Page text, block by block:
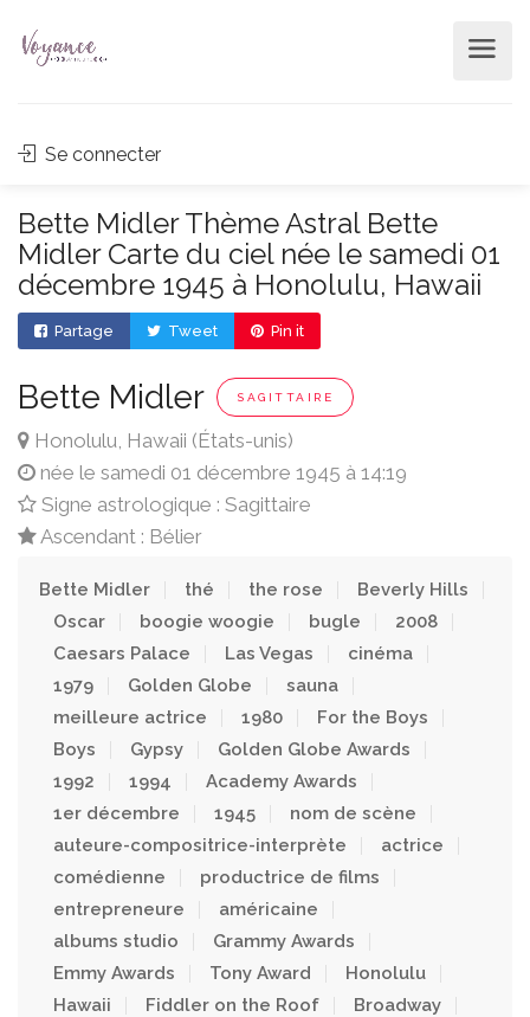
Se connecter
Bette Midler Thème Astral Bette
Midler Carte du ciel née le samedi 01
décembre 1945 à Honolulu, Hawaii
Partage Tweet Pin it
Bette Midler SAGITTAIRE
Honolulu, Hawaii (États-unis)
née le samedi 01 décembre 1945 à 14:19
Signe astrologique : Sagittaire
Ascendant : Bélier
Bette Midler thé the rose
Beverly Hills
Oscar
boogie woogie bugle
2008
Caesars Palace
Las Vegas
cinéma
1979
Golden Globe
sauna
meilleure actrice
1980
For the Boys
Boys
Gypsy
Golden Globe Awards
1992
1994
Academy Awards
1er décembre
1945
nom de scène
auteure-compositrice-interprète
actrice
comédienne
productrice de films
entrepreneure
américaine
albums studio
Grammy Awards
Emmy Awards
Tony Award
Honolulu
Hawaii
Fiddler on the Roof
Broadway